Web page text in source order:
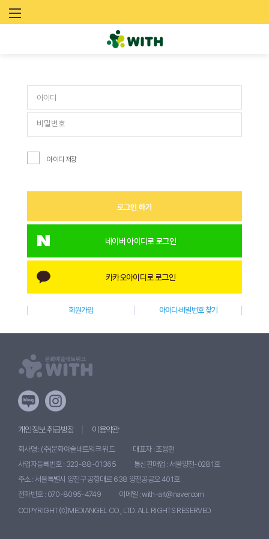
문
예
술
크
위
드
(
W
I
T
로그인
아이디 저장
로그인 하기
네이버 아이디로 로그인
카카오아이디로 로그인
회원가입 아이디·비밀번호 찾기
개인정보 취급방침 이용약관
회사명 : (주)문화예술네트워크 위드
대표자 : 조용현
사업자등록번호 : 323-88-01365
통신판매업 : 서울양천-0281호
주소 : 서울특별시 양천구 공항대로 638 양천공공오 401호
전화번호 : 070-8095-4749
이메일 : with-art@naver.com
COPYRIGHT ⒞ MEDIANGEL CO., LTD. ALL RIGHTS RESERVED.